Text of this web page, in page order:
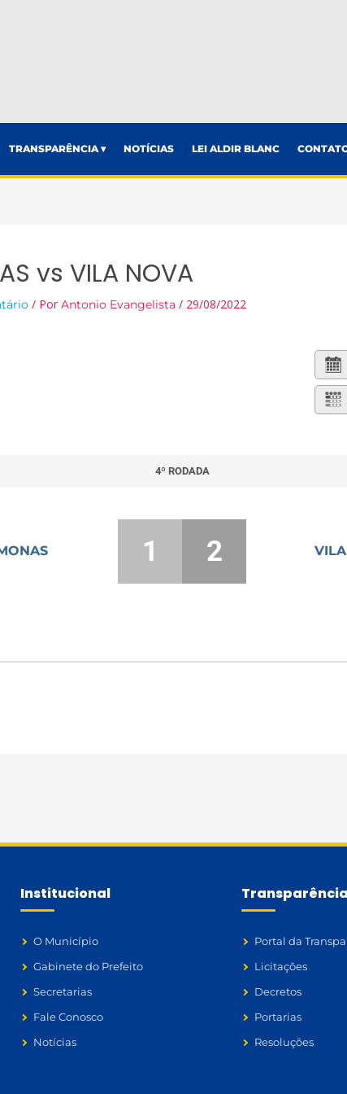
TRANSPARÊNCIA ▾ NOTÍCIAS LEI ALDIR BLANC
vs VILA NOVA
/ Por Antonio Evangelista / 29/08/2022
4º RODADA
1 2
Institucional
O Município
Gabinete do Prefeito
Secretarias
Fale Conosco
Notícias
Transparência
Portal da
Licitações
Decretos
Portarias
Resoluções